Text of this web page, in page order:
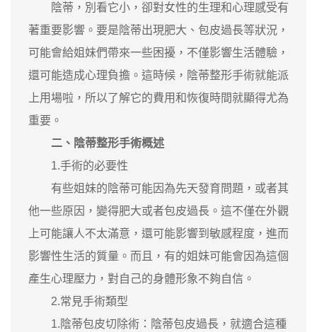
陰蒂，別看它小，卻對女性的生理和心理感受有
著重要影響。要是陰蒂出現肥大、包皮過長等狀況，
可能會給姐妹們帶來一些困擾，不僅影響生活體驗，
還可能造成心理負擔。這時候，陰蒂整形手術就能派
上用場啦，所以了解它的費用和恢復時間就顯得尤為
重要。
二、陰蒂整形手術概述
1.手術的必要性
有些姐妹的陰蒂可能因為先天發育問題，或者其
他一些原因，變得肥大或者包皮過長。這不僅在外觀
上可能讓人不太滿意，還可能影響到敏感程度，進而
影響性生活的質量。而且，有的姐妹可能會因為這個
產生心理壓力，對自己的身體形象不夠自信。
2.常見手術類型
1.陰蒂包皮切除術：陰蒂包皮過長，就適合這種